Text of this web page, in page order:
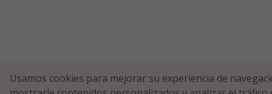
Usamos cookies para mejorar su experiencia de